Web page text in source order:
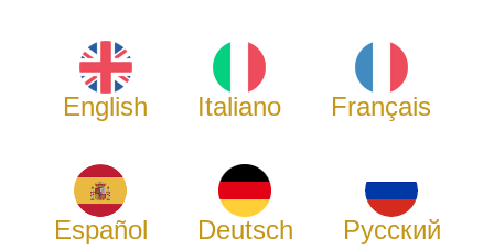
English Italiano Français
Español Deutsch Русский